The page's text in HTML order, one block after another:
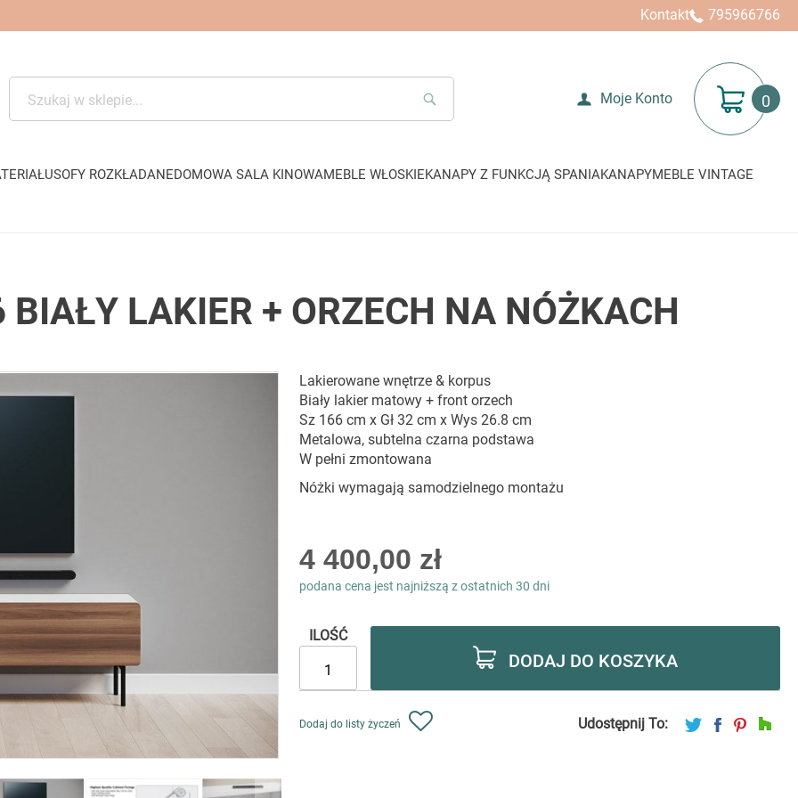
Kontakt 795966766
SEARCH
Moje Konto Mój koszyk
SOFY ROZKŁADANEDOMOWA SALA KINOWAMEBLE WŁOSKIEKANAPY Z FUNKCJĄ SPANIAKANAPYMEBLE VINTAGE
LAKIER + ORZECH NA NÓŻKACH
Lakierowane wnętrze & korpus
Biały lakier matowy + front orzech
Sz 166 cm x Gł 32 cm x Wys 26.8 cm
Metalowa, subtelna czarna podstawa
W pełni zmontowana
Nóżki wymagają samodzielnego montażu
4 400,00 zł
podana cena jest najniższą z ostatnich 30 dni
ILOŚĆ
DODAJ DO KOSZYKA
Dodaj do listy życzeń Udostępnij To: